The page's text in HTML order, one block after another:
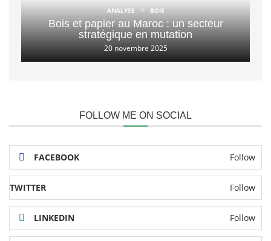
ANALYSE BOIS
Bois et papier au Maroc : un secteur
stratégique en mutation
20 novembre 2025
FOLLOW ME ON SOCIAL
FACEBOOK Follow
TWITTER Follow
LINKEDIN Follow